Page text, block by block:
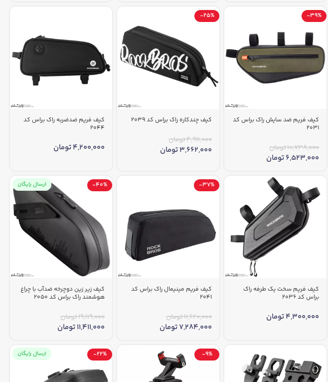
-39%
کیف فریم ضد سایش راک براس کد
2031
10,738,000تومان
6,523,000تومان
-25%
کیف چندکاره راک براس کد 2039
4,911,000تومان
3,662,000تومان
کیف فریم ضدضربه راک براس کد
2044
4,200,000تومان
کیف فریم سخت یک طرفه راک
براس کد 2036
4,300,000تومان
-37%
کیف فریم مینیمال راک براس کد
2041
11,620,000تومان
7,284,000تومان
-40% ارسال رایگان
کیف زیر زین دوچرخه ضدآب با چراغ
هوشمند راک براس کد 2050
19,119,000تومان
11,411,000تومان
-9%
-22% ارسال رایگان